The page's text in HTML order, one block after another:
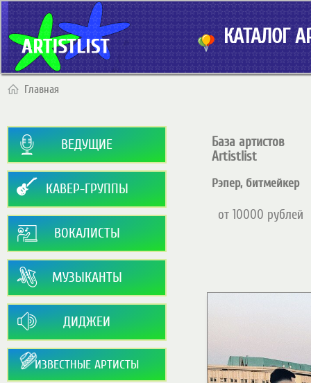
КАТАЛОГ
Главная
ВЕДУЩИЕ
КАВЕР-ГРУППЫ
ВОКАЛИСТЫ
МУЗЫКАНТЫ
ДИДЖЕИ
ИЗВЕСТНЫЕ АРТИСТЫ
База артистов
Artistlist
Рэпер, битмейкер
от 10000 рублей